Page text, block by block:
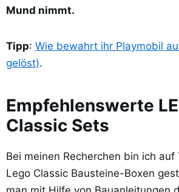
Mund nimmt.
Tipp: Wie bewahrt ihr Playmobil
gelöst).
Empfehlenswerte
Classic Sets
Bei meinen Recherchen bin ich auf
Lego Classic Bausteine-Boxen